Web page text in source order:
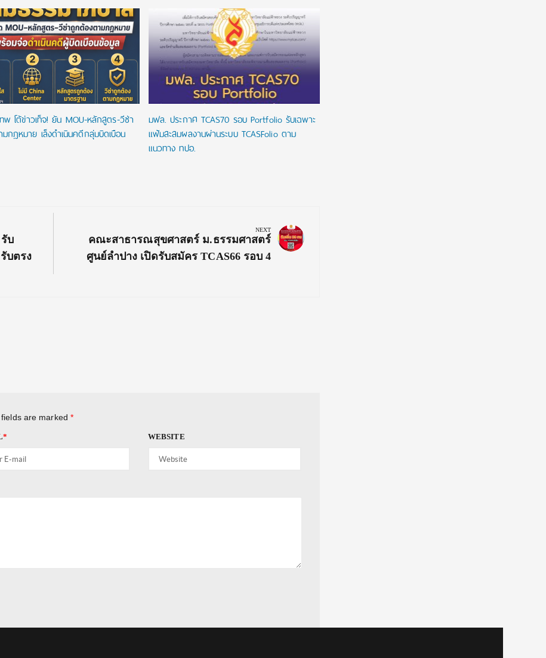
พ โต้ข่าวเท็จ! ยัน MOU-หลักสูตร-วีซ่า
กฎหมาย เล็งดำเนินคดีกลุ่มบิดเบือน
มฟล. ประกาศ TCAS70 รอบ Portfolio รับเฉพาะ
แฟ้มสะสมผลงานผ่านระบบ TCASFolio ตาม
แนวทาง ทปอ.
บ
บตรง
NEXT
Next
Post:
คณะสาธารณสุขศาสตร์ ม.ธรรมศาสตร์
ศูนย์ลำปาง เปิดรับสมัคร TCAS66 รอบ 4
are marked *
* WEBSITE